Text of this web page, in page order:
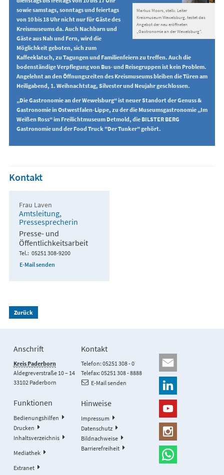
Markus Moors, stellv. Leiter
Kreismuseum Wewelsburg, testet das
Angebot der neu eröffneten
„Gastronomie an der Wewelsburg“.
sowie samstags, sonntags und feiertags
von 10 bis 18 Uhr nicht nur für Gäste des
Kreismuseums da. Auch Nachbarn und
Gäste aus Nah und Fern, wird die
Möglichkeit geboten, sich zum
Kaffeeklatsch, zu Tagungen und Familienfeiern zu treffen. Auch die
bodenständige Verpflegung von Bus- und Reisegruppen ist kein Problem.
Angelehnt an den Öffnungszeiten des Kreismuseums bleiben die Türen am
Heiligabend, 1. Weihnachtstag, Silvester und Neujahr geschlossen.
„Die Gastronomie an der Wewelsburg“ ist neuer Standort der Genuss &
Gastronomie in Ostwestfalen-Lippe, zu der die Museumsgastronomie „Im
Weißen Ross“ im Freilichtmuseum Detmold, die BILSTER BERG
Gastronomie und der Food Truck "Der Tunker" gehört.
Kontakt
Frau Laven
Amtsleitung,
Pressesprecherin
Presse- und
Öffentlichkeitsarbeit
Tel. 05251 308-9200
E-Mail senden
Zurück
Anschrift
Kreis Paderborn
Aldegreverstraße 10 – 14
33102 Paderborn
Kontakt
Telefon: 05251 308 - 0
Telefax: 05251 308 - 8888
E-Mail senden
Funktionen
Bedienungshilfen
Drucken
Inhaltsverzeichnis
Mediathek
Extranet
Hinweise
Impressum
Datenschutz
Bildnachweise
Barrierefreiheit